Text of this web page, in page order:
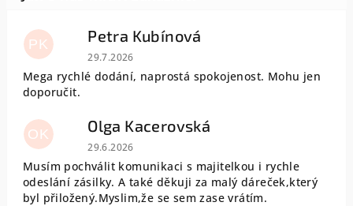
PK Petra Kubínová
Hodnocení obchodu je 5 z 5 hvězdiček.
29.7.2026
Mega rychlé dodání, naprostá spokojenost. Mohu jen
doporučit.
OK Olga Kacerovská
Hodnocení obchodu je 5 z 5 hvězdiček.
29.6.2026
Musím pochválit komunikaci s majitelkou i rychle
odeslání zásilky. A také děkuji za malý dáreček,který
byl přiložený.Myslim,že se sem zase vrátím.